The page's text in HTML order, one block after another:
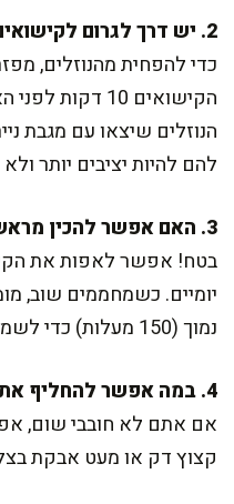
2. יש דרך לגרום לקישואים להיות פחות מימיים?
כדי להפחית מהנוזלים,
הקישואים 10
הנוזלים שיצאו עם מגבת
להם להיות יציבים יותר
3. האם אפשר להכין מראש ולחמם לפני ההגשה?
בטח! אפשר לאפות את
יומיים. כשמחממים שוב,
נמוך (150 מעלות) כדי לשמור על הטקסטורה.
4. במה אפשר להחליף את השום?
אם אתם לא חובבי שום,
קצוץ דק או מעט אבקת